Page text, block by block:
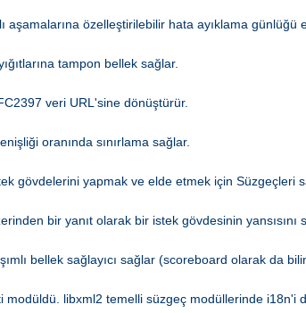
aşamalarına özelleştirilebilir hata ayıklama günlüğü
tampon bellek sağlar.
veri URL'sine dönüştürür.
oranında sınırlama sağlar.
gövdelerini yapmak ve elde etmek için Süzgeçleri
bir yanıt olarak bir istek gövdesinin yansısını
bellek sağlayıcı sağlar (scoreboard olarak da
modüldü. libxml2 temelli süzgeç modüllerinde i18n'i